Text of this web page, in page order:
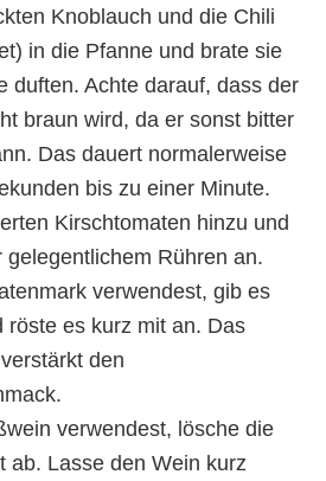
Knoblauch und die Chili
in die Pfanne und brate sie
duften. Achte darauf, dass der
braun wird, da er sonst bitter
Das dauert normalerweise
bis zu einer Minute.
Kirschtomaten hinzu und
gelegentlichem Rühren an.
verwendest, gib es
röste es kurz mit an. Das
den
verwendest, lösche die
ab. Lasse den Wein kurz